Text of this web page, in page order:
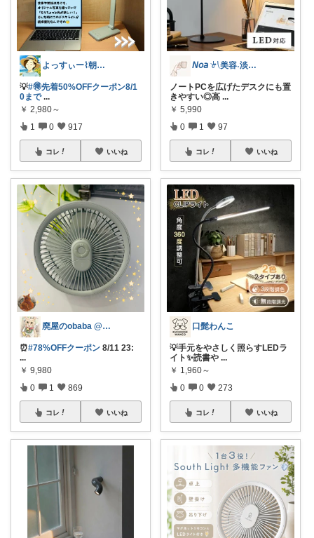
よっすぃー⌇朝コレ☀楽しい暮らし😇
💡#🉐先着50%OFFクーポン8/1
0まで ...
￥ 2,980～
1 0 917
コレ いいね
廃屋のobaba @ 感謝🙏ほぼ朝コレ
⏰#78%OFFクーポン 8/11 23:
...
￥ 9,980
0 1 869
コレ いいね
𝘕𝘰𝘢 𓍯美容˖淡色˖グレージュ
ノートPCを広げたデスクにも置
きやすい◎高 ...
￥ 5,990
0 1 97
コレ いいね
口髭わんこ
💡手元をやさしく照らすLEDラ
イト✨読書や ...
￥ 1,960～
0 0 273
コレ いいね